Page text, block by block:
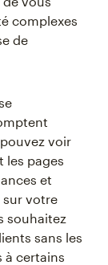
complexes
de
voir
les pages
et
votre
souhaitez
sans les
à certains